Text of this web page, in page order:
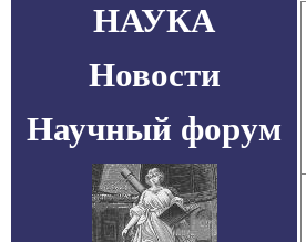
НАУКА
Новости
Научный форум